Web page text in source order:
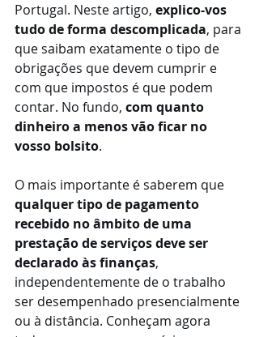
Portugal. Neste artigo, explico-vos
tudo de forma descomplicada, para
que saibam exatamente o tipo de
obrigações que devem cumprir e
com que impostos é que podem
contar. No fundo, com quanto
dinheiro a menos vão ficar no
vosso bolsito.
O mais importante é saberem que
qualquer tipo de pagamento
recebido no âmbito de uma
prestação de serviços deve ser
declarado às finanças,
independentemente de o trabalho
ser desempenhado presencialmente
ou à distância. Conheçam agora